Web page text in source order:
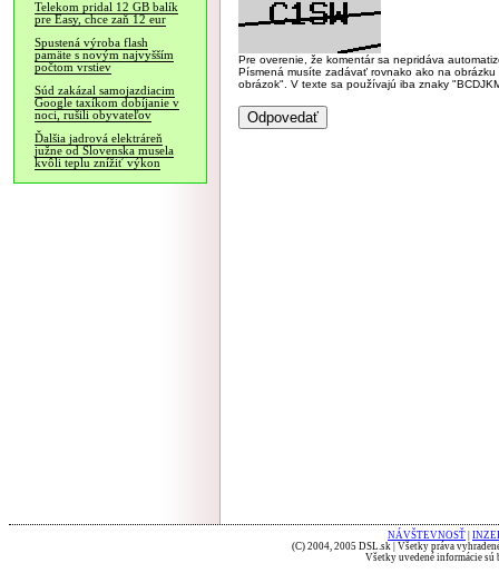
Telekom pridal 12 GB balík
pre Easy, chce zaň 12 eur
Spustená výroba flash
pamäte s novým najvyšším
počtom vrstiev
Súd zakázal samojazdiacim
Google taxíkom dobíjanie v
noci, rušili obyvateľov
Ďalšia jadrová elektráreň
južne od Slovenska musela
kvôli teplu znížiť výkon
Pre overenie, že komentár sa nepridáva
Písmená musíte zadávať rovnako ako na
obrázok". V texte sa používajú iba znaky
NÁVŠTEVNOSŤ
(C) 2004, 2005 DSL.sk | Všetky práva
Všetky uvedené informácie sú